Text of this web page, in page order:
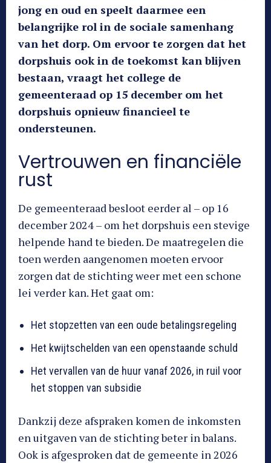
jong en oud en speelt daarmee een
belangrijke rol in de sociale samenhang
van het dorp. Om ervoor te zorgen dat het
dorpshuis ook in de toekomst kan blijven
bestaan, vraagt het college de
gemeenteraad op 15 december om het
dorpshuis opnieuw financieel te
ondersteunen.
Vertrouwen en financiële
rust
De gemeenteraad besloot eerder al – op 16
december 2024 – om het dorpshuis een stevige
helpende hand te bieden. De maatregelen die
toen werden aangenomen moeten ervoor
zorgen dat de stichting weer met een schone
lei verder kan. Het gaat om:
Het stopzetten van een oude betalingsregeling
Het kwijtschelden van een openstaande schuld
Het vervallen van de huur vanaf 2026, in ruil voor
het stoppen van subsidie
Dankzij deze afspraken komen de inkomsten
en uitgaven van de stichting beter in balans.
Ook is afgesproken dat de gemeente in 2026